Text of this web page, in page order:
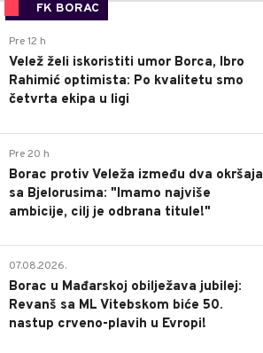
FK BORAC
Pre 12 h
Velež želi iskoristiti umor Borca, Ibro
Rahimić optimista: Po kvalitetu smo
četvrta ekipa u ligi
Pre 20 h
Borac protiv Veleža između dva okršaja
sa Bjelorusima: "Imamo najviše
ambicije, cilj je odbrana titule!"
07.08.2026.
Borac u Mađarskoj obilježava jubilej:
Revanš sa ML Vitebskom biće 50.
nastup crveno-plavih u Evropi!